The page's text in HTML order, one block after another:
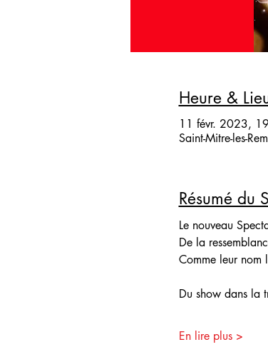
Heure &
11 févr. 2023,
Saint-Mitre-les-
Résumé du
Le nouveau
De la
Comme leur
Du show dans la
En lire plus >